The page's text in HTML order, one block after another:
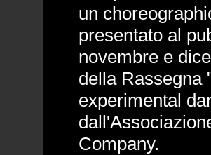
un
presentato al
novembre e
della Rassegna
experimental
Company.